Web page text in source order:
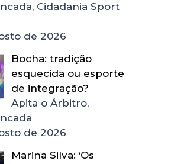
Cidadania Sport
de 2026
Bocha: tradição
esquecida ou esporte
de integração?
Apita o Árbitro,
de 2026
Marina Silva: ‘Os